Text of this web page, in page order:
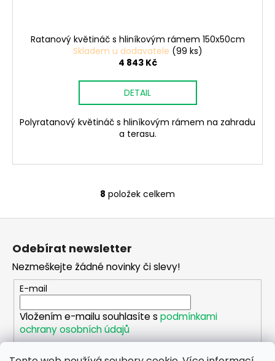
Ratanový květináč s hliníkovým rámem 150x50cm
Skladem u dodavatele (99 ks)
4 843 Kč
DETAIL
Polyratanový květináč s hliníkovým rámem na zahradu
a terasu.
O
v
a
c
í
p
r
v
8 položek celkem
Odebírat newsletter
Nezmeškejte žádné novinky či slevy!
E-mail
Vložením e-mailu souhlasíte s podmínkami
ochrany osobních údajů